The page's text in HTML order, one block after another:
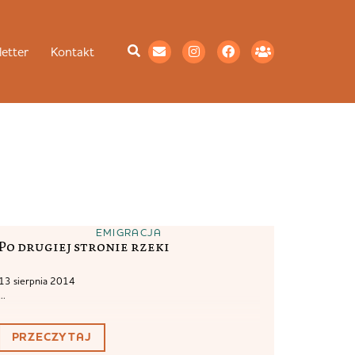
Kontakt
EMIGRACJA
drugiej stronie rzeki
13 sierpnia 2014
PRZECZYTAJ